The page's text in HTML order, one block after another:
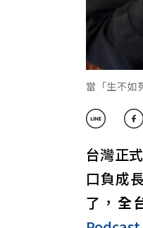
當「生不如
台灣正
口負成
了， 全